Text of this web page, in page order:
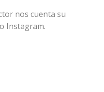
nos cuenta su
Instagram.